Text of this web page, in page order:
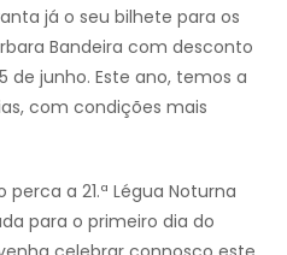
já o seu bilhete para os
Bandeira com desconto
de junho. Este ano, temos a
com condições mais
perca a 21.ª Légua Noturna
para o primeiro dia do